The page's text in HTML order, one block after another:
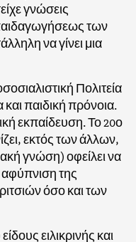
γνώσεις
των
να γίνει μια
Πολιτεία
και παιδική πρόνοια.
εκπαίδευση. Το 20ο
εκτός των άλλων,
γνώση) οφείλει να
αφύπνιση της
όσο και των
ειλικρινής και